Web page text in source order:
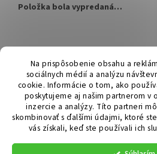
Na prispôsobenie obsahu a
sociálnych médií a analýzu
cookie. Informácie o tom, ako
poskytujeme aj našim partnerom v
inzercie a analýzy. Títo partneri
skombinovať s ďalšími údajmi, ktoré
vás získali, keď ste používali ich
Položka bola vypredaná…
á
Hurmikaki.com
Vytvoril